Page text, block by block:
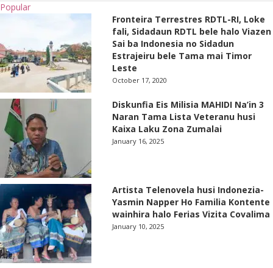
Popular
Fronteira Terrestres RDTL-RI, Loke
fali, Sidadaun RDTL bele halo Viazen
Sai ba Indonesia no Sidadun
Estrajeiru bele Tama mai Timor
Leste
October 17, 2020
Diskunfia Eis Milisia MAHIDI Na’in 3
Naran Tama Lista Veteranu husi
Kaixa Laku Zona Zumalai
January 16, 2025
Artista Telenovela husi Indonezia-
Yasmin Napper Ho Familia Kontente
wainhira halo Ferias Vizita Covalima
January 10, 2025